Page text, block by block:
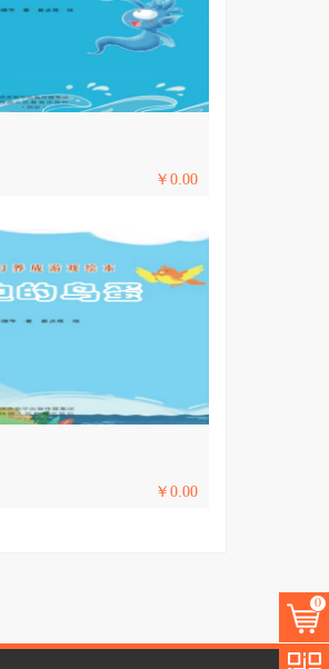
￥0.00
￥0.00
0